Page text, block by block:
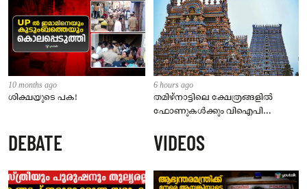
10 months ago
ശിക്ഷയുടെ പക!
6 hours ago
തമിഴ്‌നാട്ടിലെ ക്ഷേത്രങ്ങളിൽ
ഫോണുകൾക്കും വിഐപി
സെപ്റ്റംബർ 1 മുതൽ നിലവിൽ
വരും
DEBATE VIDEOS